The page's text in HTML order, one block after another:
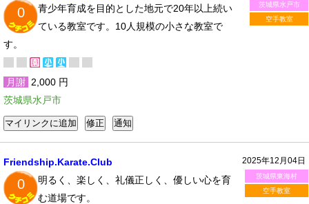
茨城県水戸市
空手教室
0
青少年育成を目的とした地元で20年以上続い
ている教室です。10人規模の小さな教室で
す。
月謝 2,000 円
茨城県水戸市
2025年12月04日
茨城県東海村
空手教室
Friendship.Karate.Club
0
明るく、楽しく、礼儀正しく、優しい心を育
む道場です。